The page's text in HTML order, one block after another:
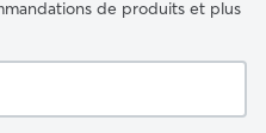
de produits et plus